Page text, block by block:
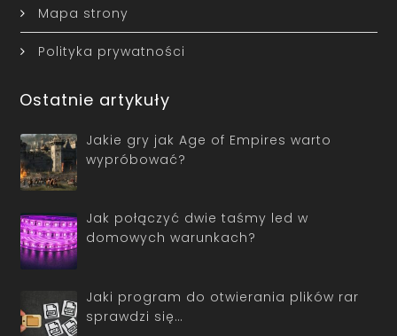
Mapa strony
Polityka prywatności
Ostatnie artykuły
Jakie gry jak Age of Empires warto
wypróbować?
Jak połączyć dwie taśmy led w
domowych warunkach?
Jaki program do otwierania plików rar
sprawdzi się…